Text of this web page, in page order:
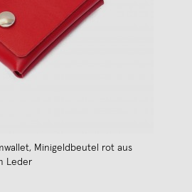
Minigeldbeutel rot aus
Leder